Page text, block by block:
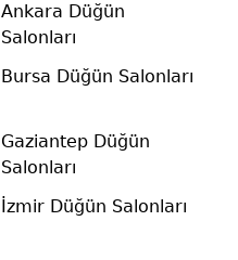
Ankara Düğün
Salonları
Bursa Düğün Salonları
Gaziantep Düğün
Salonları
İzmir Düğün Salonları